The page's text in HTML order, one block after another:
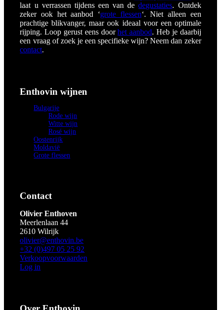
laat u verrassen tijdens een van dedegustaties. Ontdek
zeker ook het aanbod ‘grote flessen‘. Niet alleen een
prachtige blikvanger, maar ook ideaal voor een optimale
rijping. Loop gerust eens doorhet aanbod. Heb je daarbij
een vraag of zoek je een specifieke wijn? Neem dan zeker
contact.
Enthovin wijnen
Bulgarije
Rode wijn
Witte wijn
Rosé wijn
Oostenrijk
Moldavië
Grote flessen
Contact
Olivier Enthoven
Meerlenlaan 44
2610 Wilrijk
olivier@enthovin.be
+32 (0)497 05 25 92
Verkoopvoorwaarden
Log in